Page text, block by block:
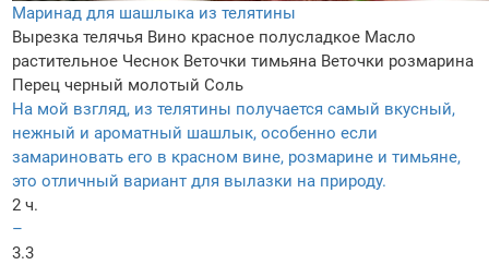
Маринад для шашлыка из телятины
Вырезка телячья Вино красное полусладкое Масло
растительное Чеснок Веточки тимьяна Веточки розмарина
Перец черный молотый Соль
На мой взгляд, из телятины получается самый вкусный,
нежный и ароматный шашлык, особенно если
замариновать его в красном вине, розмарине и тимьяне,
это отличный вариант для вылазки на природу.
2 ч.
–
3.3